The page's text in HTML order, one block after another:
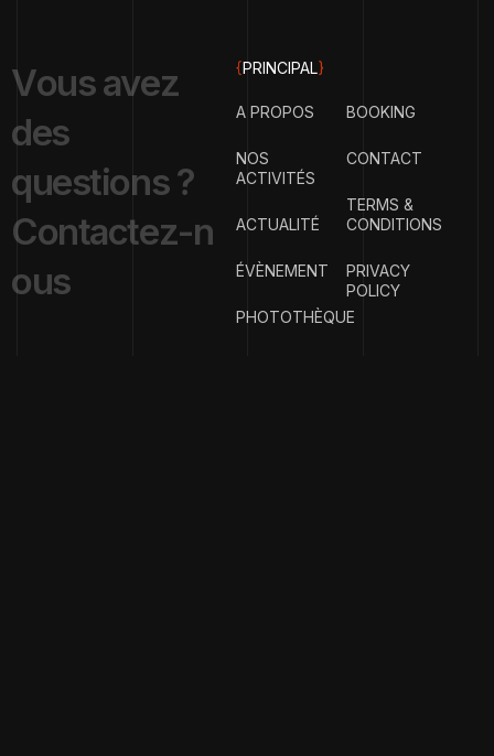
Vousavez
des
questions?
Contactez-n
ous
{PRINCIPAL}
A PROPOS
NOS
ACTIVITÉS
ACTUALITÉ
ÉVÈNEMENT
PHOTOTHÈQUE
BOOKING
CONTACT
TERMS &
CONDITIONS
PRIVACY
POLICY